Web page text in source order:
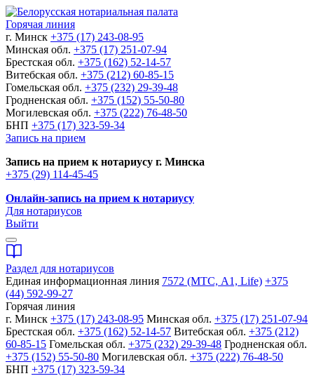
Горячая линия
г. Минск +375 (17) 243-08-95
Минская обл. +375 (17) 251-07-94
Брестская обл. +375 (162) 52-14-57
Витебская обл. +375 (212) 60-85-15
Гомельская обл. +375 (232) 29-39-48
Гродненская обл. +375 (152) 55-50-80
Могилевская обл. +375 (222) 76-48-50
БНП +375 (17) 323-59-34
Запись на прием
Запись на прием к нотариусу г. Минска
+375 (29) 114-45-45
Онлайн-запись на прием к нотариусу
Для нотариусов
Выйти
Раздел для нотариусов
Единая информационная линия 7572 (МТС, A1, Life) +375
(44) 592-99-27
Горячая линия
г. Минск +375 (17) 243-08-95 Минская обл. +375 (17) 251-07-94
Брестская обл. +375 (162) 52-14-57 Витебская обл. +375 (212)
60-85-15 Гомельская обл. +375 (232) 29-39-48 Гродненская обл.
+375 (152) 55-50-80 Могилевская обл. +375 (222) 76-48-50
БНП +375 (17) 323-59-34